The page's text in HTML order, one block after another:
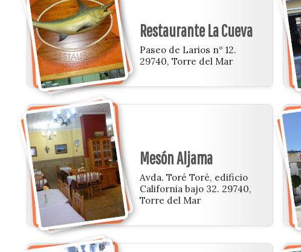
Restaurante La Cueva
Paseo de Larios nº 12.
29740, Torre del Mar
Mesón Aljama
Avda. Toré Toré, edificio
California bajo 32. 29740,
Torre del Mar